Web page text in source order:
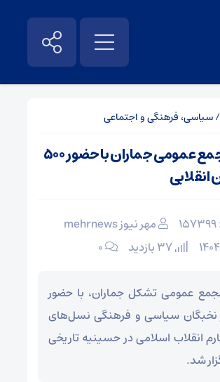
/سیاسی، فرهنگی و اجتماعی
برگزاری مجمع عمومی جماران با حضور ۵۰۰
انقلابی
مهر نیوز mehrnews
۰
عمومی تشکل جماران، با حضور
از نخبگان سیاسی و فرهنگی نسل‌های
انقلاب اسلامی در حسینیه تاریخی
شد.